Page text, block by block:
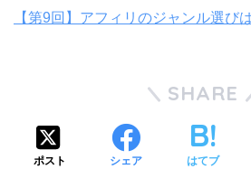
【第9回】アフィリのジャンル選び
SHARE
ポスト シェア はてブ